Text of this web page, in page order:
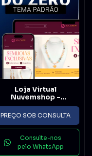
Loja Virtual
Nuvemshop -
Implementação -
Padrão
PREÇO SOB CONSULTA
Consulte-nos
pelo WhatsApp